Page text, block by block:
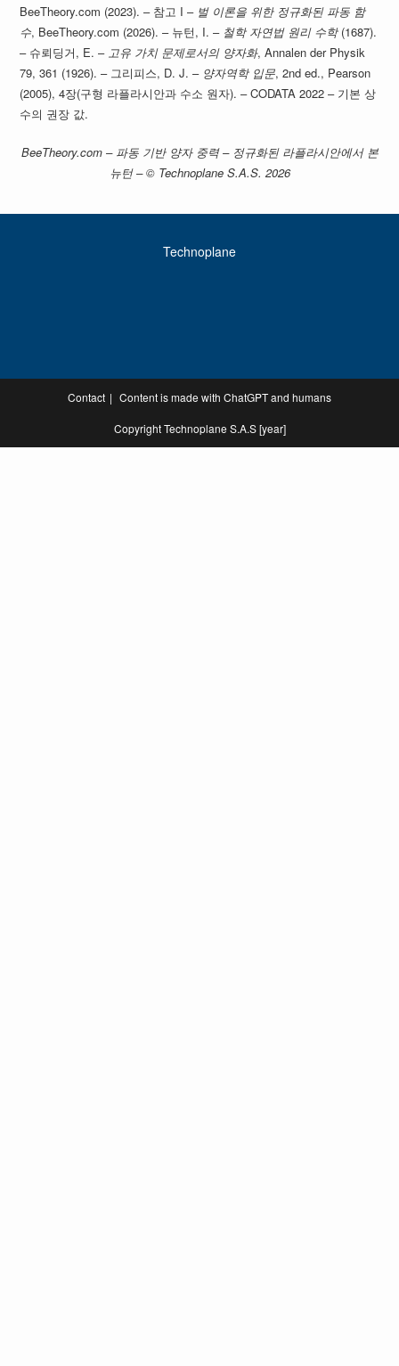
BeeTheory.com (2023). – 참고 I – 벌 이론을 위한 정규화된 파동 함
수, BeeTheory.com (2026). – 뉴턴, I. – 철학 자연법 원리 수학(1687).
– 슈뢰딩거, E. – 고유 가치 문제로서의 양자화, Annalen der Physik
79, 361 (1926). – 그리피스, D. J. – 양자역학 입문, 2nd ed., Pearson
(2005), 4장(구형 라플라시안과 수소 원자). – CODATA 2022 – 기본 상
수의 권장 값.
BeeTheory.com – 파동 기반 양자 중력 – 정규화된 라플라시안에서 본
뉴턴 – © Technoplane S.A.S. 2026
Technoplane
Contact Content is made with ChatGPT and humans
Copyright Technoplane S.A.S [year]